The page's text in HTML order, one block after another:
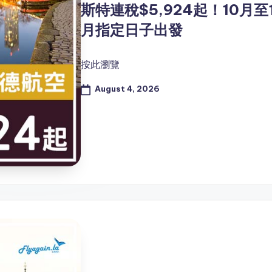
斯特連稅$5,924起！10月至
月指定日子出發
按此瀏覽
August 4, 2026